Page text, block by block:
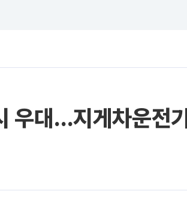
우대…지게차운전